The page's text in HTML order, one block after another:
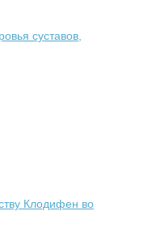
суставов,
Клодифен во